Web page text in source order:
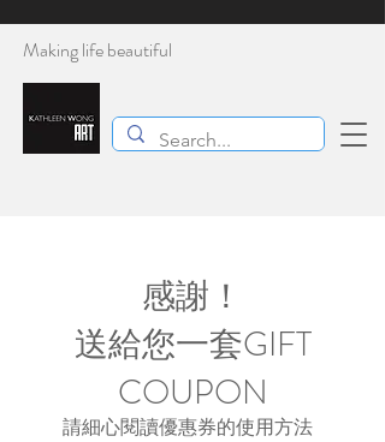
Making life beautiful
感謝！
送給您一套GIFT
COUPON
請細心閱讀優惠券的使用方法